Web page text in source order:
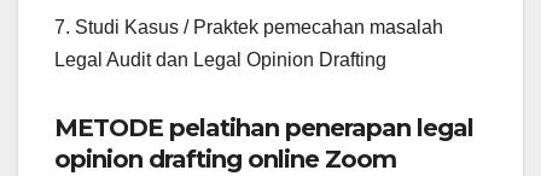
7. Studi Kasus / Praktek pemecahan masalah
Legal Audit dan Legal Opinion Drafting
METODE pelatihan penerapan legal
opinion drafting online Zoom